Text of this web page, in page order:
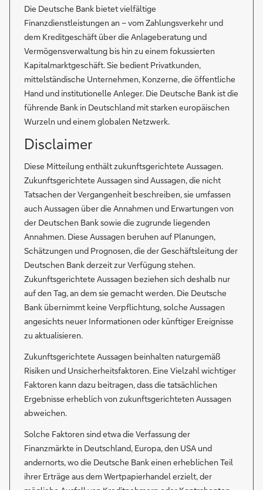
Die Deutsche Bank bietet vielfältige
Finanzdienstleistungen an – vom Zahlungsverkehr und
dem Kreditgeschäft über die Anlageberatung und
Vermögensverwaltung bis hin zu einem fokussierten
Kapitalmarktgeschäft. Sie bedient Privatkunden,
mittelständische Unternehmen, Konzerne, die öffentliche
Hand und institutionelle Anleger. Die Deutsche Bank ist die
führende Bank in Deutschland mit starken europäischen
Wurzeln und einem globalen Netzwerk.
Disclaimer
Diese Mitteilung enthält zukunftsgerichtete Aussagen.
Zukunftsgerichtete Aussagen sind Aussagen, die nicht
Tatsachen der Vergangenheit beschreiben, sie umfassen
auch Aussagen über die Annahmen und Erwartungen von
der Deutschen Bank sowie die zugrunde liegenden
Annahmen. Diese Aussagen beruhen auf Planungen,
Schätzungen und Prognosen, die der Geschäftsleitung der
Deutschen Bank derzeit zur Verfügung stehen.
Zukunftsgerichtete Aussagen beziehen sich deshalb nur
auf den Tag, an dem sie gemacht werden. Die Deutsche
Bank übernimmt keine Verpflichtung, solche Aussagen
angesichts neuer Informationen oder künftiger Ereignisse
zu aktualisieren.
Zukunftsgerichtete Aussagen beinhalten naturgemäß
Risiken und Unsicherheitsfaktoren. Eine Vielzahl wichtiger
Faktoren kann dazu beitragen, dass die tatsächlichen
Ergebnisse erheblich von zukunftsgerichteten Aussagen
abweichen.
Solche Faktoren sind etwa die Verfassung der
Finanzmärkte in Deutschland, Europa, den USA und
andernorts, wo die Deutsche Bank einen erheblichen Teil
ihrer Erträge aus dem Wertpapierhandel erzielt, der